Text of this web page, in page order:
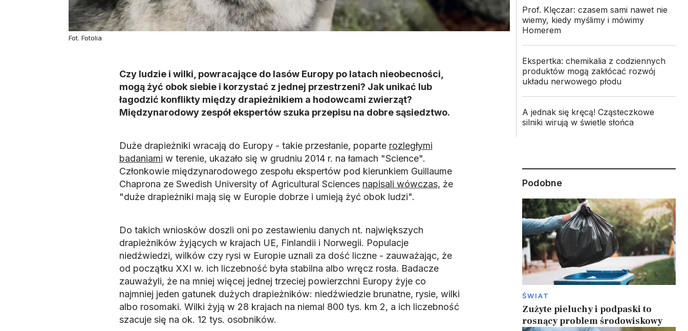
Fot. Fotolia
Czy ludzie i wilki, powracające do lasów Europy po latach nieobecności,
mogą żyć obok siebie i korzystać z jednej przestrzeni? Jak unikać lub
łagodzić konflikty między drapieżnikiem a hodowcami zwierząt?
Międzynarodowy zespół ekspertów szuka przepisu na dobre sąsiedztwo.
Duże drapieżniki wracają do Europy - takie przesłanie, poparte rozległymi
badaniami w terenie, ukazało się w grudniu 2014 r. na łamach "Science".
Członkowie międzynarodowego zespołu ekspertów pod kierunkiem Guillaume
Chaprona ze Swedish University of Agricultural Sciences napisali wówczas, że
"duże drapieżniki mają się w Europie dobrze i umieją żyć obok ludzi".
Do takich wniosków doszli oni po zestawieniu danych nt. największych
drapieżników żyjących w krajach UE, Finlandii i Norwegii. Populacje
niedźwiedzi, wilków czy rysi w Europie uznali za dość liczne - zauważając, że
od początku XXI w. ich liczebność była stabilna albo wręcz rosła. Badacze
zauważyli, że na mniej więcej jednej trzeciej powierzchni Europy żyje co
najmniej jeden gatunek dużych drapieżników: niedźwiedzie brunatne, rysie, wilki
albo rosomaki. Wilki żyją w 28 krajach na niemal 800 tys. km 2, a ich liczebność
szacuje się na ok. 12 tys. osobników.
Prof. Klęczar: czasem sami nawet nie
wiemy, kiedy myślimy i mówimy
Homerem
Ekspertka: chemikalia z codziennych
produktów mogą zakłócać rozwój
układu nerwowego płodu
A jednak się kręcą! Cząsteczkowe
silniki wirują w świetle słońca
Podobne
ŚWIAT
Zużyte pieluchy i podpaski to
rosnący problem środowiskowy